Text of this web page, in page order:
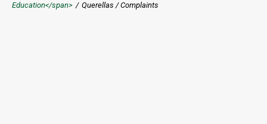
Education</span> / Querellas / Complaints